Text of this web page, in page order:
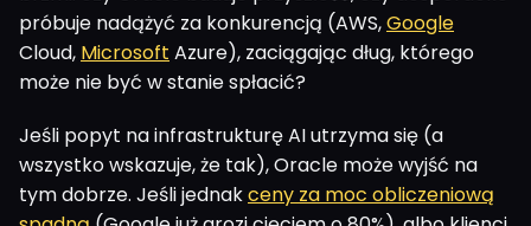
próbuje nadążyć za konkurencją (AWS,Google
Cloud, Microsoft Azure), zaciągając dług, którego
może nie być w stanie spłacić?
Jeśli popyt na infrastrukturę AI utrzyma się (a
wszystko wskazuje, że tak), Oracle może wyjść na
tym dobrze. Jeśli jednakceny za moc obliczeniową